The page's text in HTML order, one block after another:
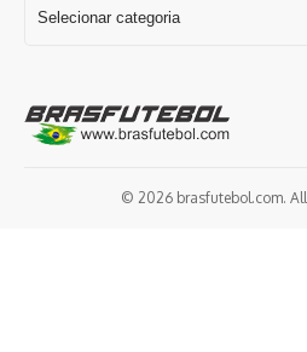
© 2026 brasfutebol.com. All